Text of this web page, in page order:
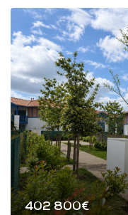
402 800€